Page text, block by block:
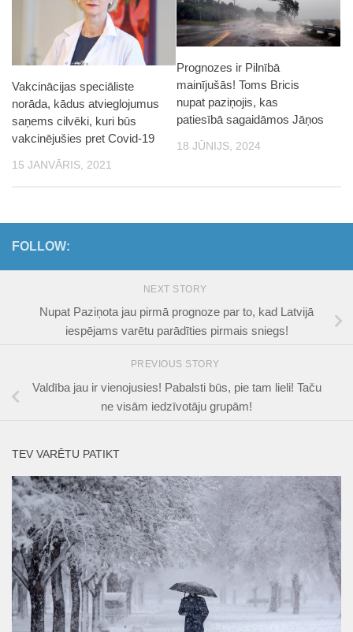
Vakcinācijas speciāliste
norāda, kādus atvieglojumus
saņems cilvēki, kuri būs
vakcinējušies pret Covid-19
15 JANVĀRIS, 2021
Prognozes ir Pilnībā
mainījušās! Toms Bricis
nupat paziņojis, kas
patiesībā sagaidāmos Jāņos
18 JŪNIJS, 2024
FOLLOW:
NEXT STORY
Nupat Paziņota jau pirmā prognoze par to, kad Latvijā
iespējams varētu parādīties pirmais sniegs!
PREVIOUS STORY
Valdība jau ir vienojusies! Pabalsti būs, pie tam lieli! Taču
ne visām iedzīvotāju grupām!
TEV VARĒTU PATIKT